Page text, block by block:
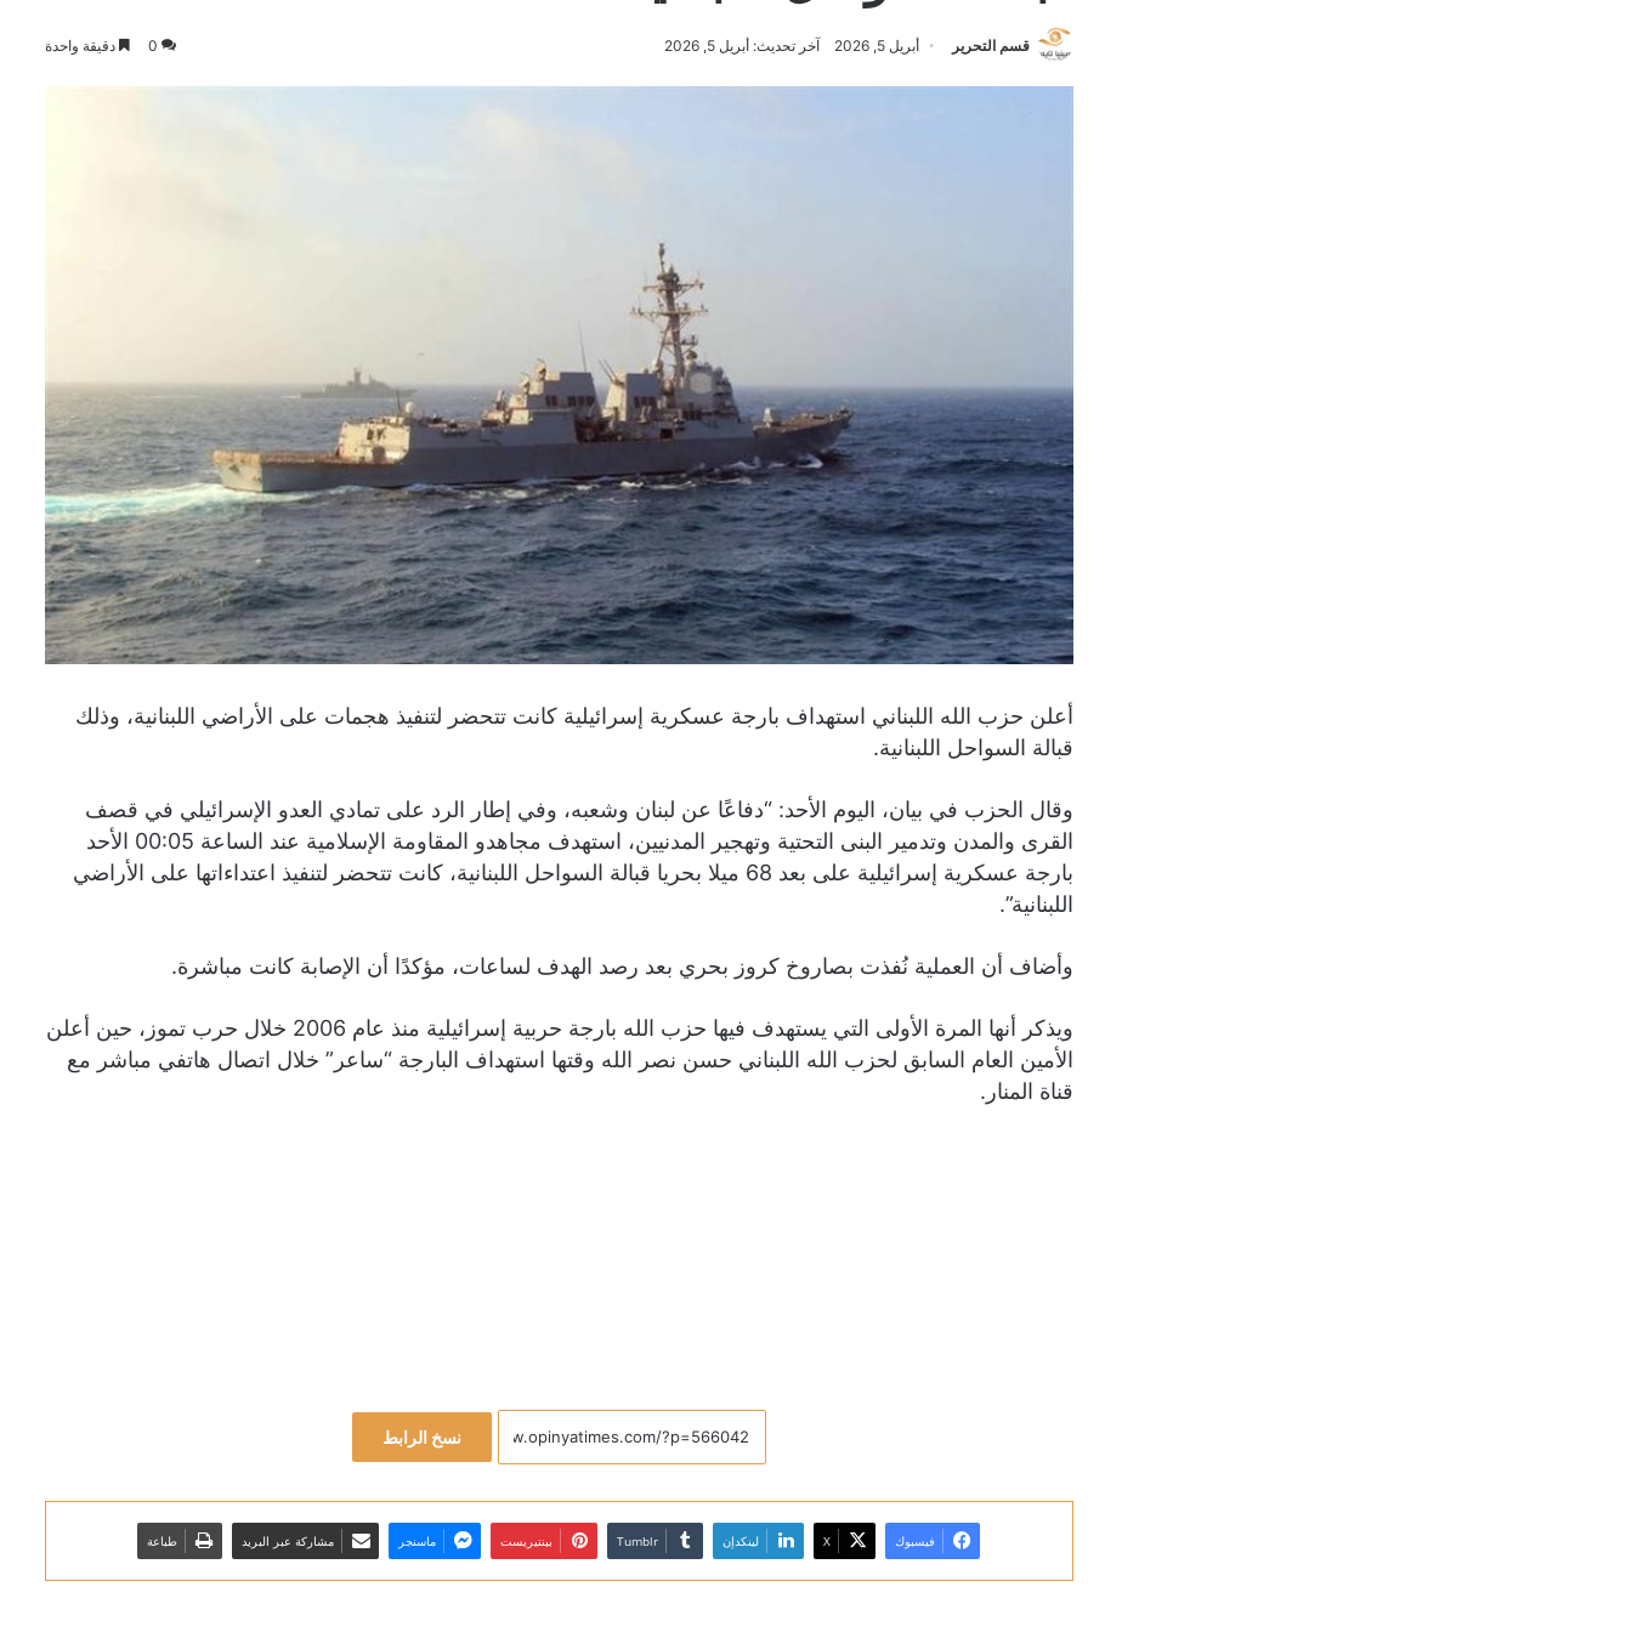
قسم التحرير أبريل 5, 2026 آخر تحديث: أبريل 5, 2026 0 دقيقة واحدة
أعلن حزب الله اللبناني استهداف بارجة عسكرية إسرائيلية كانت تتحضر لتنفيذ هجمات على الأراضي اللبنانية، وذلك
قبالة السواحل اللبنانية.
وقال الحزب في بيان، اليوم الأحد: “دفاعًا عن لبنان وشعبه، وفي إطار الرد على تمادي العدو الإسرائيلي في قصف
القرى والمدن وتدمير البنى التحتية وتهجير المدنيين، استهدف مجاهدو المقاومة الإسلامية عند الساعة 00:05 الأحد
بارجة عسكرية إسرائيلية على بعد 68 ميلا بحريا قبالة السواحل اللبنانية، كانت تتحضر لتنفيذ اعتداءاتها على الأراضي
اللبنانية”.
وأضاف أن العملية نُفذت بصاروخ كروز بحري بعد رصد الهدف لساعات، مؤكدًا أن الإصابة كانت مباشرة.
ويذكر أنها المرة الأولى التي يستهدف فيها حزب الله بارجة حربية إسرائيلية منذ عام 2006 خلال حرب تموز، حين أعلن
الأمين العام السابق لحزب الله اللبناني حسن نصر الله وقتها استهداف البارجة “ساعر” خلال اتصال هاتفي مباشر مع
قناة المنار.
نسخ الرابط
فيسبوك X لينكدإن بينتيريست ماسنجر مشاركة عبر البريد طباعة